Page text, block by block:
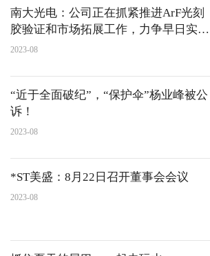
南大光电：公司正在抓紧推进ArF光刻
胶验证和市场拓展工作，力争早日实现
规模量产
2023-08
“近于全面破纪”，“保护伞”杨业峰被公
诉！
2023-08
*ST美盛：8月22日召开董事会会议
2023-08